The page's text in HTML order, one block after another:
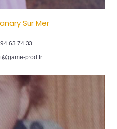
Sur Mer
prod.fr